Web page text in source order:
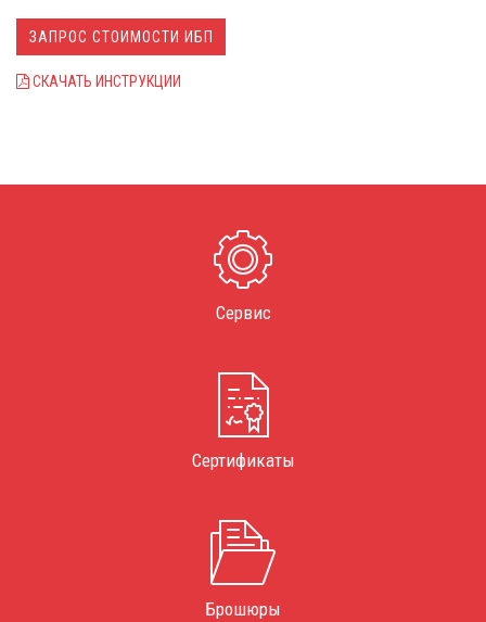
ЗАПРОС СТОИМОСТИ ИБП
СКАЧАТЬ ИНСТРУКЦИИ
Сервис
Сертификаты
Брошюры